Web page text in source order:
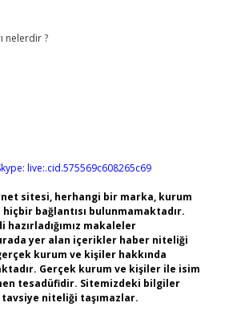
nelerdir ?
live:.cid.575569c608265c69
sitesi, herhangi bir marka, kurum
bağlantısı bulunmamaktadır.
hazırladığımız makaleler
yer alan içerikler haber niteliği
kurum ve kişiler hakkında
Gerçek kurum ve kişiler ile isim
tesadüfidir. Sitemizdeki bilgiler
niteliği taşımazlar.